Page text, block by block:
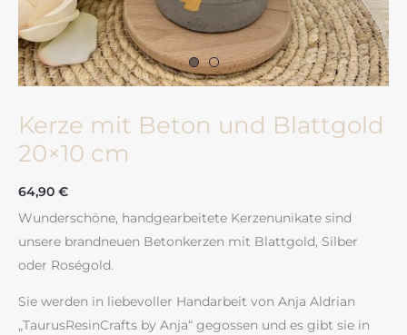
Kerze mit Beton und Blattgold
20×10 cm
64,90 €
Wunderschöne, handgearbeitete Kerzenunikate sind
unsere brandneuen Betonkerzen mit Blattgold, Silber
oder Roségold.
Sie werden in liebevoller Handarbeit von Anja Aldrian
„TaurusResinCrafts by Anja“ gegossen und es gibt sie in